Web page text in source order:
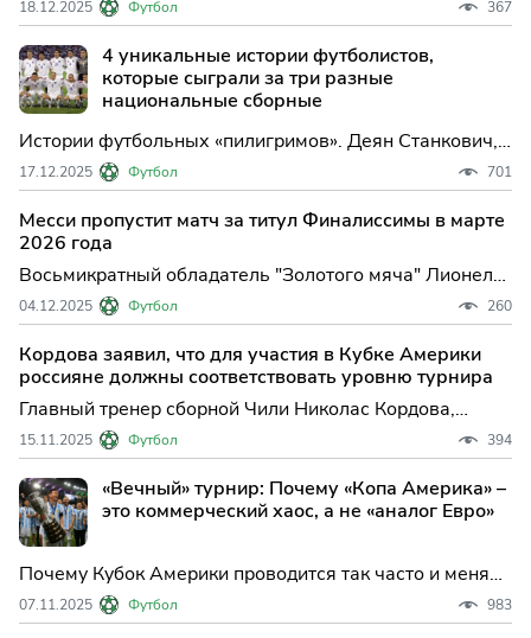
Европы и Южной Америки соответственно, состоится
27 марта в Катаре, сообщается на ...
18.12.2025 Футбол 367
4 уникальные истории футболистов,
которые сыграли за три разные
национальные сборные
Истории футбольных «пилигримов». Деян Станкович,
Альфредо Ди Стефано, Ласло Кубала и Ахрик Цвейба
— игроки, которые успели надеть форму трех (а
иногда и четырех) разных национальных сборных.
Почему ФИФА это разрешала и как геополитика
меняла судьбы в
17.12.2025 Футбол 701
Месси пропустит матч за титул Финалиссимы в марте
2026 года
Восьмикратный обладатель "Золотого мяча" Лионель
Месси заявил, что не примет участия в матче за титул
"Финалиссимы" между сборными Испании и
Аргентины по футболу. Матч ме...
04.12.2025 Футбол 260
Кордова заявил, что для участия в Кубке Америки
россияне должны соответствовать уровню турнира
Главный тренер сборной Чили Николас Кордова,
комментируя возможное приглашение российской
национальной команды на Кубок Америки, заявил, что
участники турн...
15.11.2025 Футбол 394
«Вечный» турнир: Почему «Копа Америка» –
это коммерческий хаос, а не «аналог Евро»
Почему Кубок Америки проводится так часто и меняет
формат. Как «эпоха Месси», приглашение Японии/
Катара и продажа турнира в США убили его престиж.
07.11.2025 Футбол 983